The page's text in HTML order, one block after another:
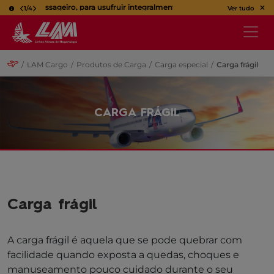
1/4
Caro Passageiro, para usufruir integralmente da sua viagem, utilize o
Ver tudo
/ LAM Cargo / Produtos de Carga / Carga especial / Carga frágil
CARGA FRÁGIL
Carga frágil
A carga frágil é aquela que se pode quebrar com
facilidade quando exposta a quedas, choques e
manuseamento pouco cuidado durante o seu